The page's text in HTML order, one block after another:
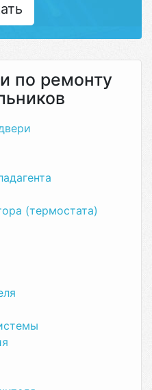
по ремонту
(термостата)